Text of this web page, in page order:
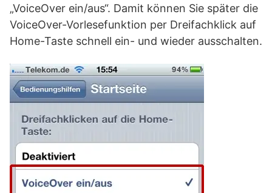
„VoiceOver ein/aus“. Damit können Sie später die
VoiceOver-Vorlesefunktion per Dreifachklick auf
Home-Taste schnell ein- und wieder ausschalten.